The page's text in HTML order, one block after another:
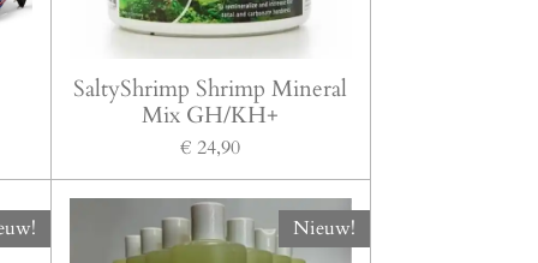
SaltyShrimp Shrimp Mineral
Mix GH/KH+
€ 24,90
Nieuw!